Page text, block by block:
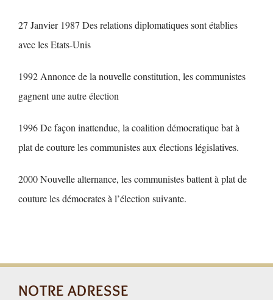
27 Janvier 1987 Des relations diplomatiques sont établies
avec les Etats-Unis
1992 Annonce de la nouvelle constitution, les communistes
gagnent une autre élection
1996 De façon inattendue, la coalition démocratique bat à
plat de couture les communistes aux élections législatives.
2000 Nouvelle alternance, les communistes battent à plat de
couture les démocrates à l’élection suivante.
NOTRE ADRESSE